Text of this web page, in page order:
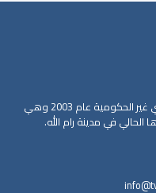
تأسست جمعية رابطة التعليم والتدريب المهني غير الحكومية عام 2003 وهي
في مدينة رام الله.